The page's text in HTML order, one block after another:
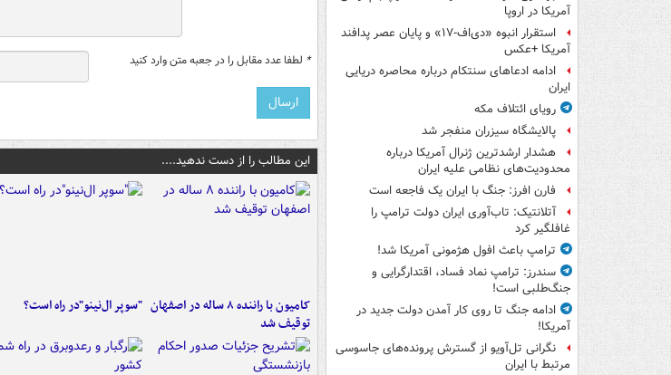
آمریکا در اروپا
استقرار انبوه «دی‌اف‑۱۷» و پایان عصر پدافند
آمریکا +عکس
ادامه ادعاهای سنتکام درباره محاصره دریایی
ایران
رویای ائتلاف مکه
پالایشگاه سیزران منفجر شد
هشدار ارشدترین ژنرال آمریکا درباره
محدودیت‌های نظامی علیه ایران
فارن افرز: جنگ با ایران یک فاجعه است
آتلانتیک: تاب‌آوری ایران دولت ترامپ را
غافلگیر کرد
ترامپ باعث افول هژمونی آمریکا شد!
سندرز: ترامپ نماد فساد، اقتدارگرایی و
جنگ‌طلبی است!
ادامه جنگ تا روی کار آمدن دولت جدید در
آمریکا!
نگرانی تل‌آویو از گسترش پرونده‌های جاسوسی
مرتبط با ایران
* لطفا عدد مقابل را در جعبه متن وارد کنید
این مطالب را از دست ندهید....
کامیون با راننده ۸ ساله در اصفهان
توقیف شد
"سوپر ال‌نینو"در راه است؟